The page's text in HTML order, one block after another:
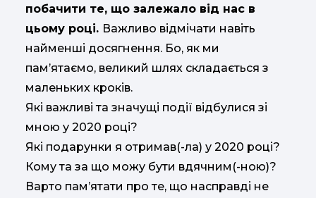
побачити те, що залежало від нас в
цьому році. Важливо відмічати навіть
найменші досягнення. Бо, як ми
пам’ятаємо, великий шлях складається з
маленьких кроків.
Які важливі та значущі події відбулися зі
мною у 2020 році?
Які подарунки я отримав(-ла) у 2020 році?
Кому та за що можу бути вдячним(-ною)?
Варто пам’ятати про те, що насправді не